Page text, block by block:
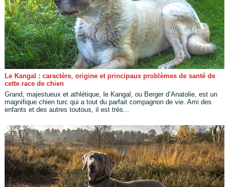
Le Kangal : caractère, origine et principaux problèmes de santé de
cette race de chien
Grand, majestueux et athlétique, le Kangal, ou Berger d’Anatolie, est un
magnifique chien turc qui a tout du parfait compagnon de vie. Ami des
enfants et des autres toutous, il est très...